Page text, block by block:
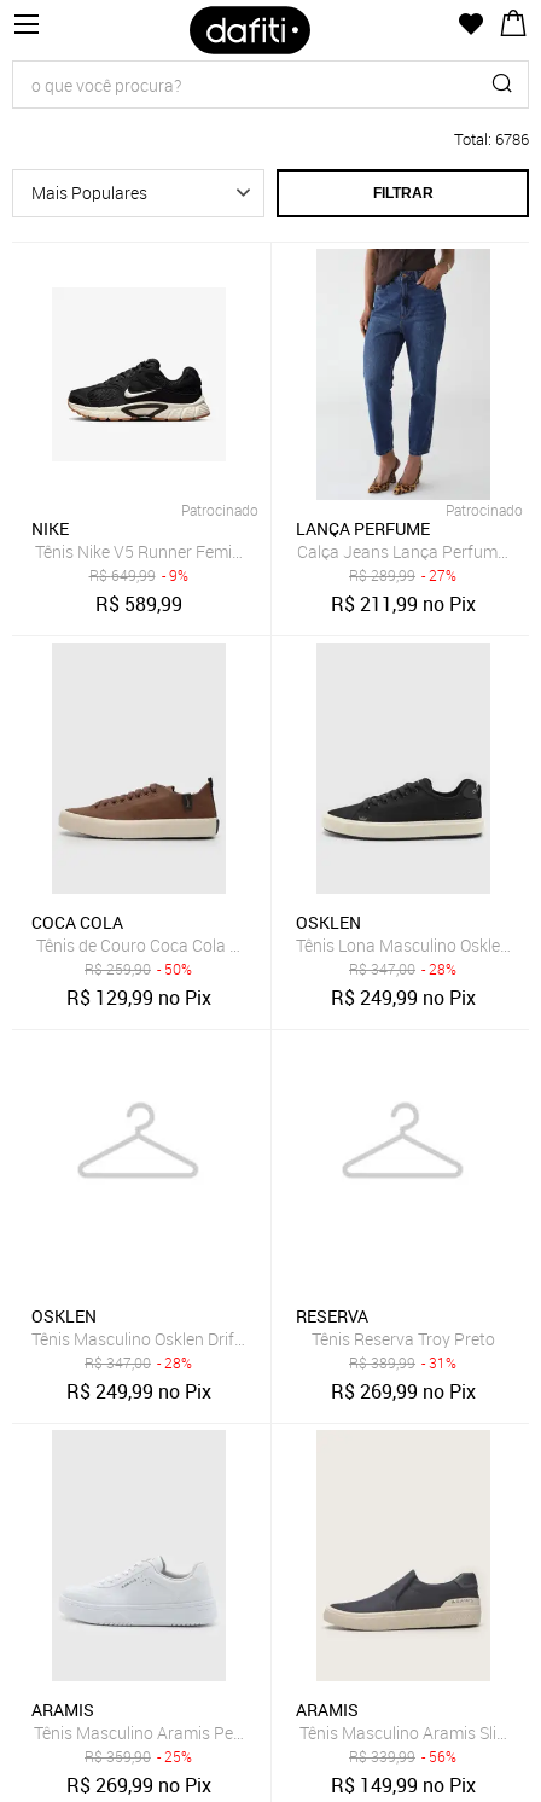
Total: 6786
FILTRAR
Patrocinado
NIKE
Tênis Nike V5 Runner Feminino
R$649,99 - 9%
R$ 589,99
Patrocinado
LANÇA PERFUME
Calça Jeans Lança Perfume
R$289,99 - 27%
R$211,99 no Pix
COCA COLA
Tênis de Couro Coca Cola Houston Leather Marrom
R$259,90 - 50%
R$ 129,99 no Pix
OSKLEN
Tênis Lona Masculino Osklen
R$347,00 - 28%
R$249,99 no Pix
OSKLEN
Tênis Masculino Osklen Drift Cinza
R$347,00 - 28%
R$249,99 no Pix
RESERVA
Tênis Reserva Troy Preto
R$389,99 - 31%
R$269,99 no Pix
ARAMIS
Tênis Masculino Aramis Peak Road Branco
R$359,90 - 25%
R$269,99 no Pix
ARAMIS
Tênis Masculino Aramis Slip-On
R$339,99 - 56%
R$ 149,99 no Pix